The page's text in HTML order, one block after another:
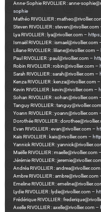
Anne-Sophie RIVOLLIER : anne-
sophie
Mathéo RIVOLLIER :
Steven RIVOLLIER : steven@rivollier.com
Lya RIVOLLIER : lya@rivollier.com –
Ismaël RIVOLLIER : ismael@rivollier.com
Liliane RIVOLLIER : liliane@rivollier.com –
Paul RIVOLLIER : paul@rivollier.com –
Robin RIVOLLIER : robin@rivollier.com –
Sarah RIVOLLIER : sarah@rivollier.com –
Kenza RIVOLLIER : kenza@rivollier.com –
Kevin RIVOLLIER : kevin@rivollier.com –
Sohan RIVOLLIER : sohan@rivollier.com
Tanguy RIVOLLIER :
Yoann RIVOLLIER : yoann@rivollier.com
Dorothée RIVOLLIER :
Evan RIVOLLIER : evan@rivollier.com –
Kaïs RIVOLLIER : kais@rivollier.com –
Yannick RIVOLLIER :
Maëlle RIVOLLIER : maelle@rivollier.com –
Jérémie RIVOLLIER :
Andréa RIVOLLIER :
Ambre RIVOLLIER : ambre@rivollier.com
Emeline RIVOLLIER :
Lydie RIVOLLIER : lydie@rivollier.com –
Frédérique RIVOLLIER :
Axelle RIVOLLIER : axelle@rivollier.com –